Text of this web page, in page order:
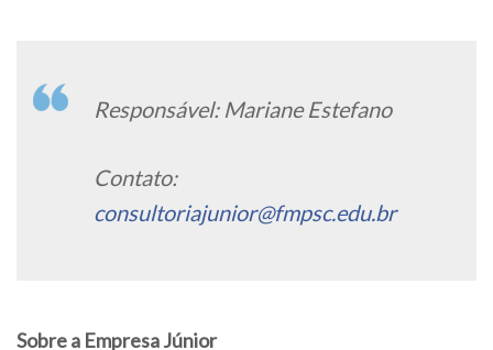
Responsável: Mariane Estefano
Contato:
consultoriajunior@fmpsc.edu.br
Sobre a Empresa Júnior